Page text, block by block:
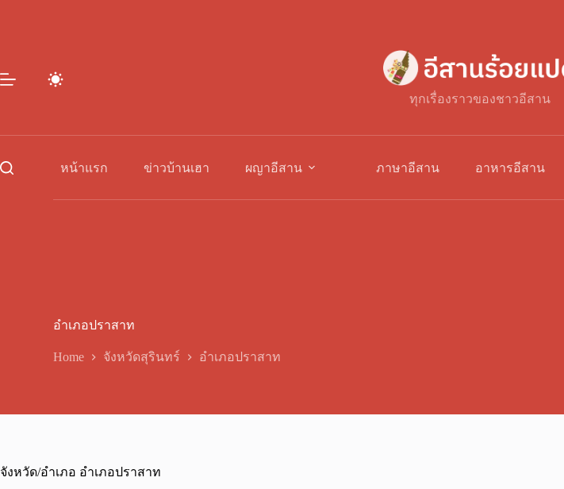
ทุกเรื่องราวของชาวอีสาน
หน้าแรก ข่าวบ้านเฮา ผญาอีสาน ภาษาอีสาน อาหารอีสาน
อำเภอปราสาท
Home จังหวัดสุรินทร์ อำเภอปราสาท
จังหวัด/อำเภอ อำเภอปราสาท